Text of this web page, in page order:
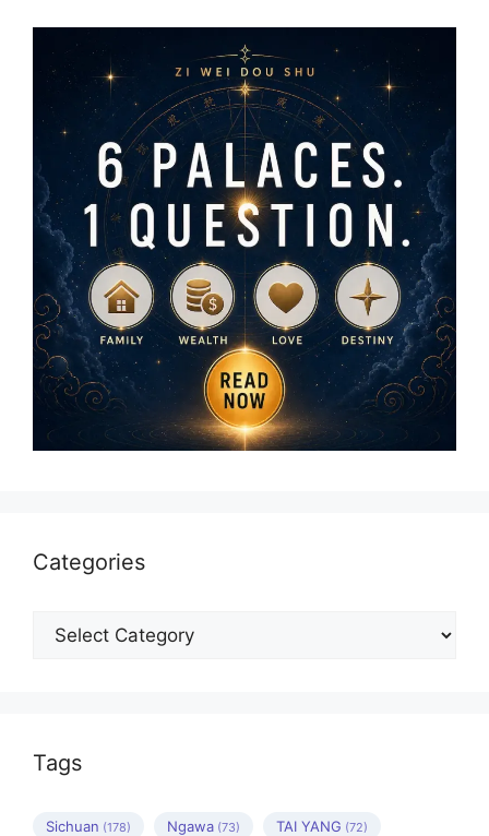
Categories
Categories
Tags
Sichuan (178) Ngawa (73) TAI YANG (72)